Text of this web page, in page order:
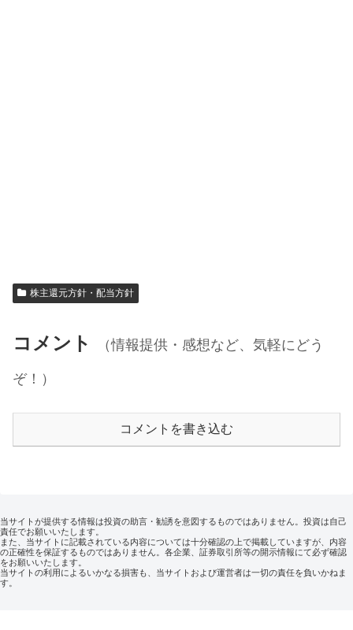
株主還元方針・配当方針
コメント
（情報提供・感想など、気軽にどう
ぞ！）
コメントを書き込む
当サイトが提供する情報は投資の助言・勧誘を意図するものではありません。投資は自己
責任でお願いいたします。
また、当サイトに記載されている内容については十分確認の上で掲載していますが、内容
の正確性を保証するものではありません。各企業、証券取引所等の開示情報にて必ず確認
をお願いいたします。
当サイトの利用によるいかなる損害も、当サイトおよび運営者は一切の責任を負いかねま
す。